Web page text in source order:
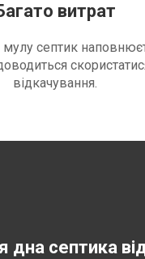
витрат
мулу септик
відкачування.
дна септика